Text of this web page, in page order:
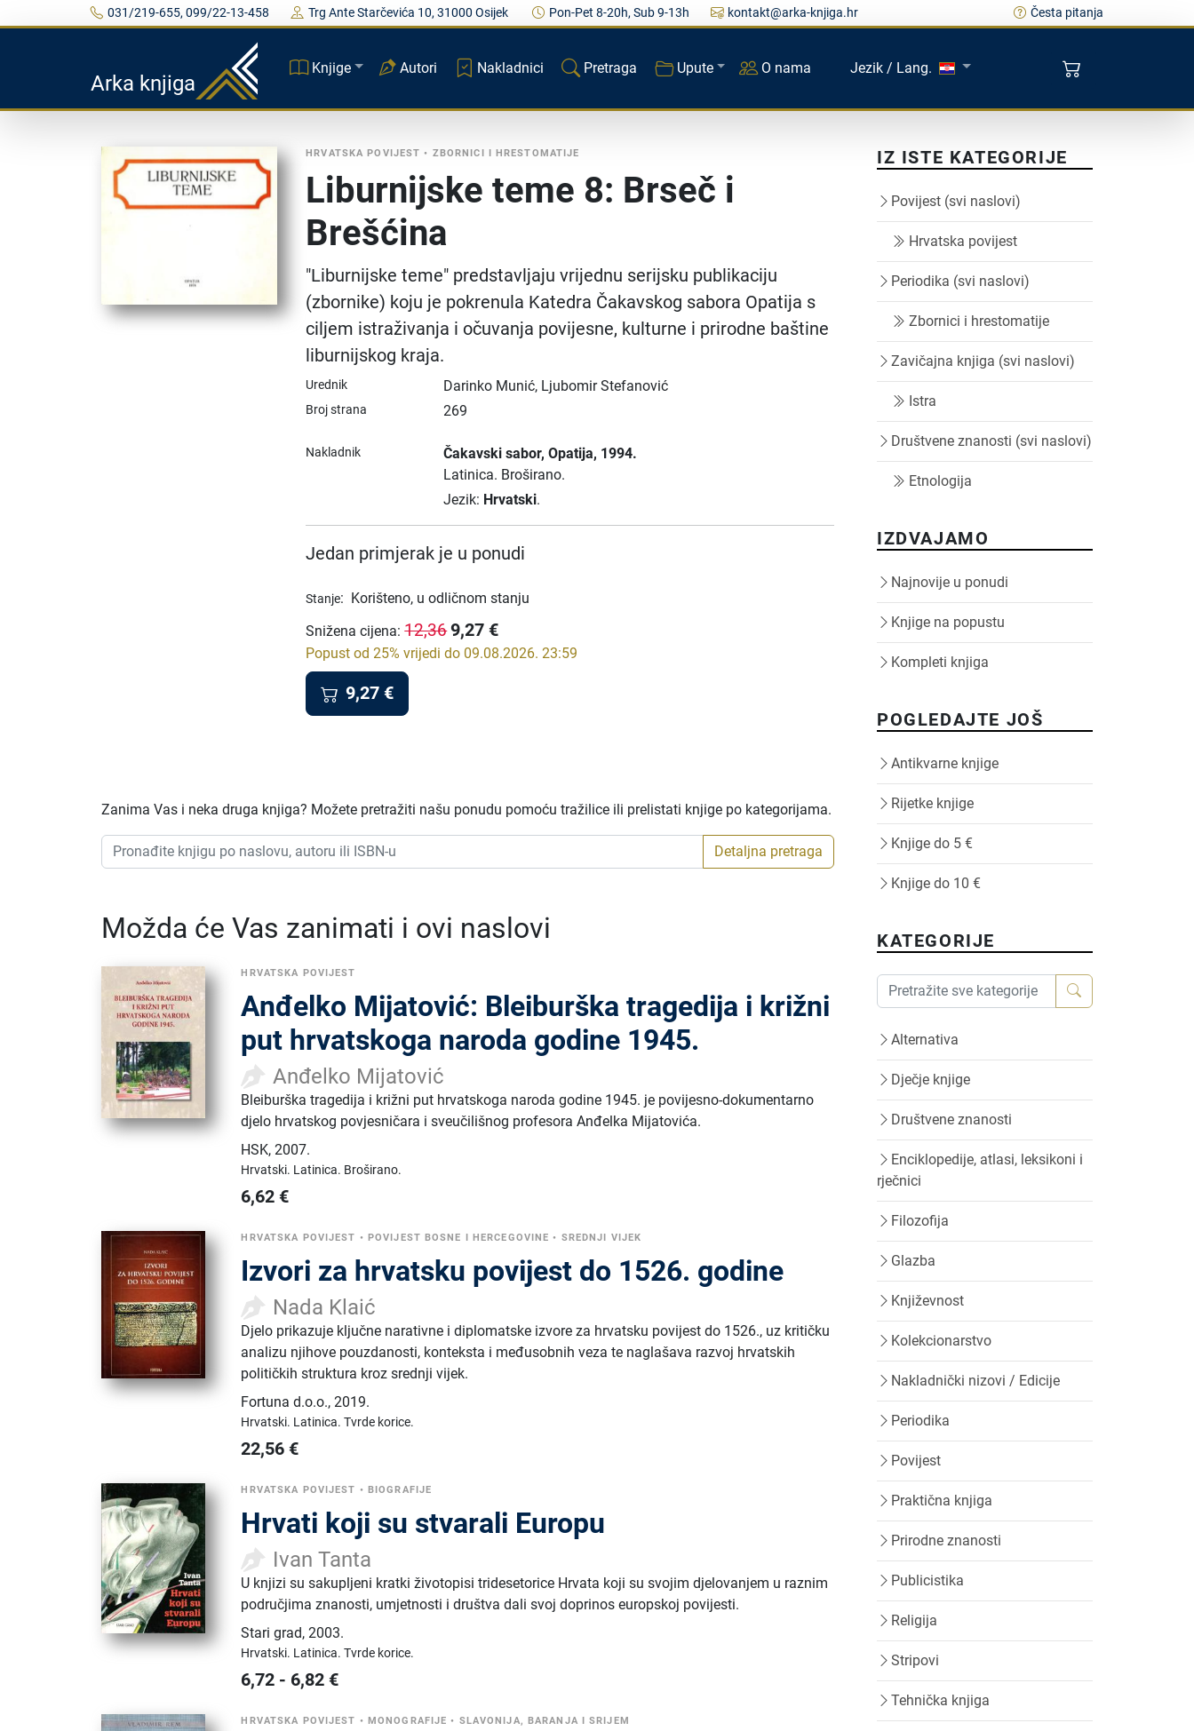
031/219-655, 099/22-13-458 Trg Ante Starčevića 10, 31000 Osijek Pon-Pet 8-20h, Sub 9-13h kontakt@arka-knjiga.hr Česta pitanja
Arka knjiga
Knjige Autori Nakladnici Pretraga Upute O nama Jezik / Lang.
HRVATSKA POVIJEST • ZBORNICI I HRESTOMATIJE
Liburnijske teme 8: Brseč i
Brešćina
"Liburnijske teme" predstavljaju vrijednu serijsku publikaciju
(zbornike) koju je pokrenula Katedra Čakavskog sabora Opatija s
ciljem istraživanja i očuvanja povijesne, kulturne i prirodne baštine
liburnijskog kraja.
Urednik Darinko Munić, Ljubomir Stefanović
Broj strana 269
Nakladnik Čakavski sabor, Opatija, 1994.
Latinica. Broširano.
Jezik: Hrvatski.
Jedan primjerak je u ponudi
Stanje: Korišteno, u odličnom stanju
Snižena cijena:12,369,27 €
Popust od 25% vrijedi do 09.08.2026. 23:59
9,27 €
Zanima Vas i neka druga knjiga? Možete pretražiti našu ponudu pomoću tražilice ili prelistati knjige po kategorijama.
Detaljna pretraga
Možda će Vas zanimati i ovi naslovi
HRVATSKA POVIJEST
Anđelko Mijatović: Bleiburška tragedija i križni
put hrvatskoga naroda godine 1945.
Anđelko Mijatović
Bleiburška tragedija i križni put hrvatskoga naroda godine 1945. je povijesno-dokumentarno
djelo hrvatskog povjesničara i sveučilišnog profesora Anđelka Mijatovića.
HSK,2007.
Hrvatski. Latinica. Broširano.
6,62 €
HRVATSKA POVIJEST • POVIJEST BOSNE I HERCEGOVINE • SREDNJI VIJEK
Izvori za hrvatsku povijest do 1526. godine
Nada Klaić
Djelo prikazuje ključne narativne i diplomatske izvore za hrvatsku povijest do 1526., uz kritičku
analizu njihove pouzdanosti, konteksta i međusobnih veza te naglašava razvoj hrvatskih
političkih struktura kroz srednji vijek.
Fortuna d.o.o.,2019.
Hrvatski. Latinica.Tvrde korice.
22,56 €
HRVATSKA POVIJEST • BIOGRAFIJE
Hrvati koji su stvarali Europu
Ivan Tanta
U knjizi su sakupljeni kratki životopisi tridesetorice Hrvata koji su svojim djelovanjem u raznim
područjima znanosti, umjetnosti i društva dali svoj doprinos europskoj povijesti.
Stari grad,2003.
Hrvatski. Latinica.Tvrde korice.
6,72 - 6,82 €
HRVATSKA POVIJEST • MONOGRAFIJE • SLAVONIJA, BARANJA I SRIJEM
IZ ISTE KATEGORIJE
Povijest (svi naslovi)
Hrvatska povijest
Periodika (svi naslovi)
Zbornici i hrestomatije
Zavičajna knjiga (svi naslovi)
Istra
Društvene znanosti (svi naslovi)
Etnologija
IZDVAJAMO
Najnovije u ponudi
Knjige na popustu
Kompleti knjiga
POGLEDAJTE JOŠ
Antikvarne knjige
Rijetke knjige
Knjige do 5 €
Knjige do 10 €
KATEGORIJE
Alternativa
Dječje knjige
Društvene znanosti
Enciklopedije, atlasi, leksikoni i
rječnici
Filozofija
Glazba
Književnost
Kolekcionarstvo
Nakladnički nizovi / Edicije
Periodika
Povijest
Praktična knjiga
Prirodne znanosti
Publicistika
Religija
Stripovi
Tehnička knjiga